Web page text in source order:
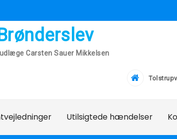
Carsten Sauer Mikkelsen
Utilsigtede hændelser